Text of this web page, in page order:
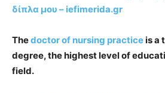
δίπλα μου – iefimerida.gr
Thedoctor of nursing practiceis a
degree, the highest level of
field.